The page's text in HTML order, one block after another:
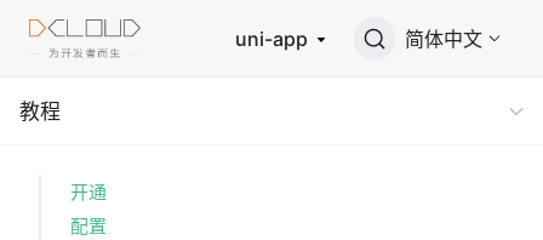
uni-app 简体中文
教程
开通
配置